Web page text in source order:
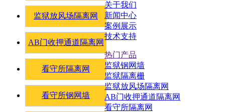
监狱放风场隔离网
AB门收押通道隔离网
看守所隔离网
看守所钢网墙
关于我们
新闻中心
案例展示
技术支持
热门产品
监狱钢网墙
监狱隔离栅
监狱放风场隔离网
AB门收押通道隔离网
看守所隔离网